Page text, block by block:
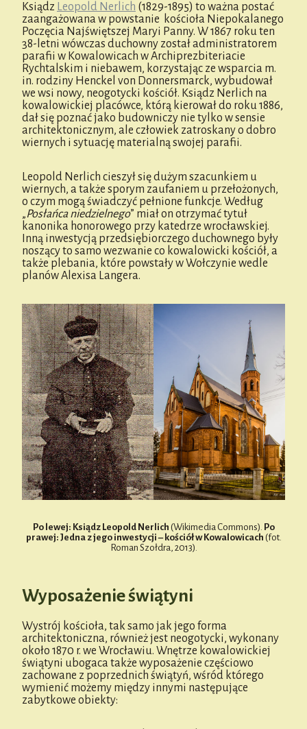
Ksiądz Leopold Nerlich (1829-1895) to ważna postać
zaangażowana w powstanie kościoła Niepokalanego
Poczęcia Najświętszej Maryi Panny. W 1867 roku ten
38-letni wówczas duchowny został administratorem
parafii w Kowalowicach w Archiprezbiteriacie
Rychtalskim i niebawem, korzystając ze wsparcia m.
in. rodziny Henckel von Donnersmarck, wybudował
we wsi nowy, neogotycki kościół. Ksiądz Nerlich na
kowalowickiej placówce, którą kierował do roku 1886,
dał się poznać jako budowniczy nie tylko w sensie
architektonicznym, ale człowiek zatroskany o dobro
wiernych i sytuację materialną swojej parafii.
Leopold Nerlich cieszył się dużym szacunkiem u
wiernych, a także sporym zaufaniem u przełożonych,
o czym mogą świadczyć pełnione funkcje. Według
„Posłańca niedzielnego” miał on otrzymać tytuł
kanonika honorowego przy katedrze wrocławskiej.
Inną inwestycją przedsiębiorczego duchownego były
noszący to samo wezwanie co kowalowicki kościół, a
także plebania, które powstały w Wołczynie wedle
planów Alexisa Langera.
Po lewej: Ksiądz Leopold Nerlich (Wikimedia Commons). Po
prawej: Jedna z jego inwestycji – kościół w Kowalowicach (fot.
Roman Szołdra, 2013).
Wyposażenie świątyni
Wystrój kościoła, tak samo jak jego forma
architektoniczna, również jest neogotycki, wykonany
około 1870 r. we Wrocławiu. Wnętrze kowalowickiej
świątyni ubogaca także wyposażenie częściowo
zachowane z poprzednich świątyń, wśród którego
wymienić możemy między innymi następujące
zabytkowe obiekty: